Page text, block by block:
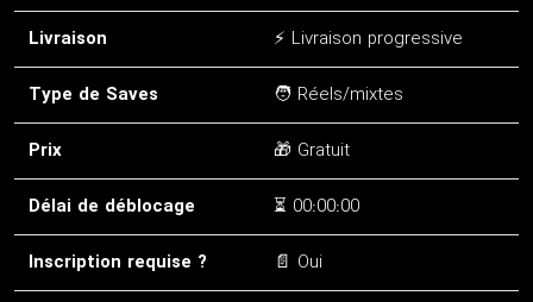
Livraison
⚡ Livraison progressive
Type de Saves
🧑 Réels/mixtes
Prix
🎁 Gratuit
Délai de déblocage
⏳ 00:00:00
Inscription requise ?
📄 Oui